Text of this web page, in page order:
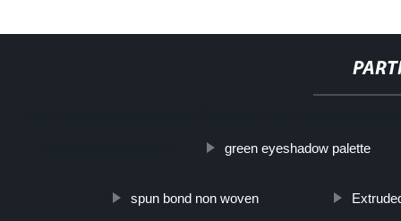
green eyeshadow palette
spun bond non woven